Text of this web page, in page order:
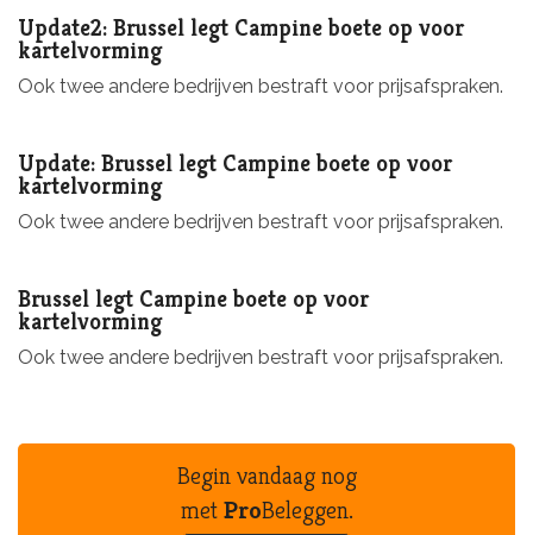
Over ons
F.A.Q.
Update2: Brussel legt Campine boete op voor
kartelvorming
Ook twee andere bedrijven bestraft voor prijsafspraken.
Update: Brussel legt Campine boete op voor
kartelvorming
Ook twee andere bedrijven bestraft voor prijsafspraken.
Brussel legt Campine boete op voor
kartelvorming
Ook twee andere bedrijven bestraft voor prijsafspraken.
Begin vandaag nog
metProBeleggen.